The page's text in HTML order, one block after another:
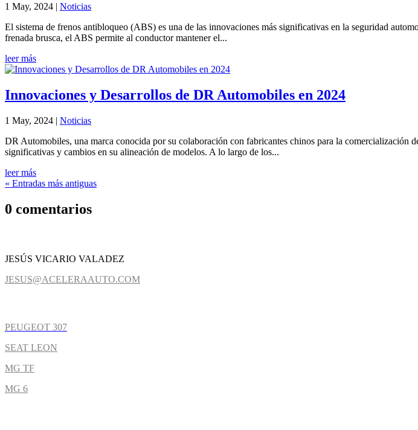
1 May, 2024 | Noticias
El sistema de frenos antibloqueo (ABS) es una de las innovaciones más significativas en la seguridad
frenada brusca, el ABS permite al conductor mantener el...
leer más
Innovaciones y Desarrollos de DR Automobiles en 2024
1 May, 2024 | Noticias
DR Automobiles, una marca conocida por su colaboración con fabricantes chinos para la
significativas y cambios en su alineación de modelos. A lo largo de los...
leer más
« Entradas más antiguas
0 comentarios
JESÚS VICARIO VALADEZ
JESUS@ACELERAAUTO.COM
PEUGEOT 307
SEAT LEON
MG TF
MG 6